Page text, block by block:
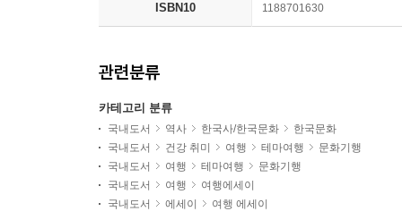
ISBN10 1188701630
관련분류
카테고리 분류
국내도서 역사 한국사/한국문화
한국문화
국내도서
건강 취미 여행 테마여행
문화기행
국내도서
여행 테마여행
문화기행
국내도서
여행
여행에세이
국내도서
에세이 여행 에세이